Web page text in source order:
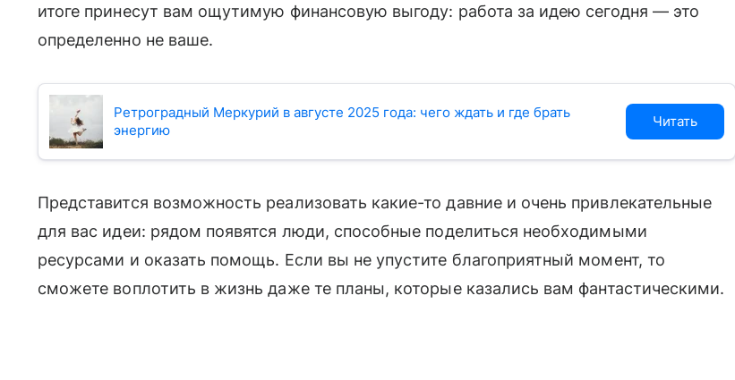
итоге принесут вам ощутимую финансовую выгоду: работа за идею сегодня — это
определенно не ваше.
Ретроградный Меркурий в августе 2025 года: чего ждать и где брать
энергию
Читать
Представится возможность реализовать какие-то давние и очень привлекательные
для вас идеи: рядом появятся люди, способные поделиться необходимыми
ресурсами и оказать помощь. Если вы не упустите благоприятный момент, то
сможете воплотить в жизнь даже те планы, которые казались вам фантастическими.